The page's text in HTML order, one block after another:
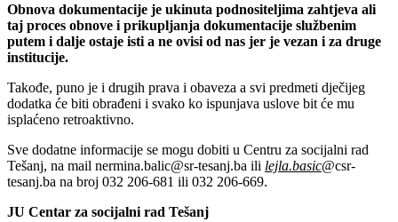
Obnova dokumentacije je ukinuta podnositeljima zahtjeva ali
taj proces obnove i prikupljanja dokumentacije službenim
putem i dalje ostaje isti a ne ovisi od nas jer je vezan i za druge
institucije.
Takođe, puno je i drugih prava i obaveza a svi predmeti dječijeg
dodatka će biti obrađeni i svako ko ispunjava uslove bit će mu
isplaćeno retroaktivno.
Sve dodatne informacije se mogu dobiti u Centru za socijalni rad
Tešanj, na mail nermina.balic@sr-tesanj.ba ili lejla.basic@csr-
tesanj.ba na broj 032 206-681 ili 032 206-669.
JU Centar za socijalni rad Tešanj